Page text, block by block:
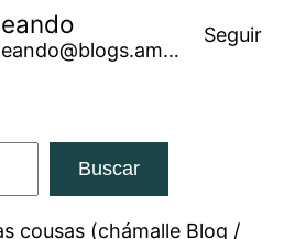
@ribadeando@blogs.amarinha.gal
Seguir
Buscar
cousas (chámalle Blog /